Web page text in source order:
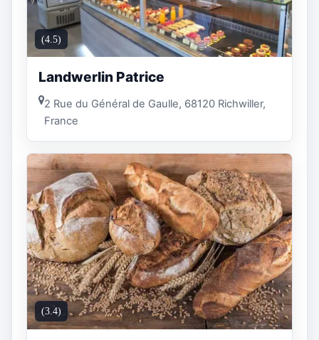
(4.5)
Landwerlin Patrice
2 Rue du Général de Gaulle, 68120 Richwiller,
France
(3.4)